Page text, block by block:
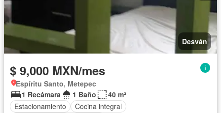
Desván
$ 9,000 MXN/mes
Espíritu Santo, Metepec
1 Recámara
1 Baño
40 m²
Estacionamiento
Cocina integral